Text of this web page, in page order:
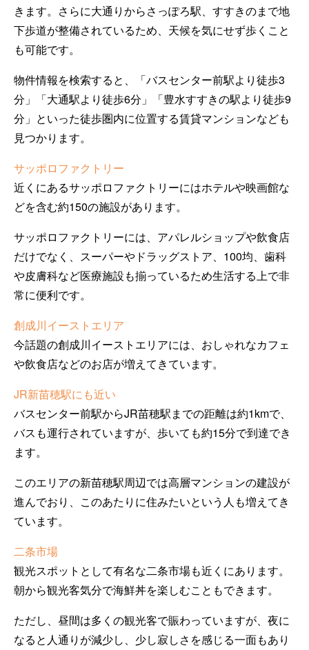
きます。さらに大通りからさっぽろ駅、すすきのまで地
下歩道が整備されているため、天候を気にせず歩くこと
も可能です。
物件情報を検索すると、「バスセンター前駅より徒歩3
分」「大通駅より徒歩6分」「豊水すすきの駅より徒歩9
分」といった徒歩圏内に位置する賃貸マンションなども
見つかります。
サッポロファクトリー
近くにあるサッポロファクトリーにはホテルや映画館な
どを含む約150の施設があります。
サッポロファクトリーには、アパレルショップや飲食店
だけでなく、スーパーやドラッグストア、100均、歯科
や皮膚科など医療施設も揃っているため生活する上で非
常に便利です。
創成川イーストエリア
今話題の創成川イーストエリアには、おしゃれなカフェ
や飲食店などのお店が増えてきています。
JR新苗穂駅にも近い
バスセンター前駅からJR苗穂駅までの距離は約1kmで、
バスも運行されていますが、歩いても約15分で到達でき
ます。
このエリアの新苗穂駅周辺では高層マンションの建設が
進んでおり、このあたりに住みたいという人も増えてき
ています。
二条市場
観光スポットとして有名な二条市場も近くにあります。
朝から観光客気分で海鮮丼を楽しむこともできます。
ただし、昼間は多くの観光客で賑わっていますが、夜に
なると人通りが減少し、少し寂しさを感じる一面もあり